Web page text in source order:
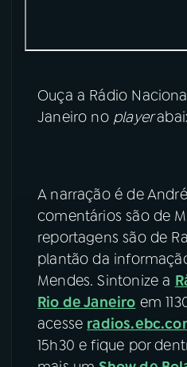
Ouça a Rádio
Janeiro no player
A narração é de
comentários são de
reportagens são de
plantão da
Mendes. Sintonize a
Rio de Janeiro em
acesse
15h30 e fique por